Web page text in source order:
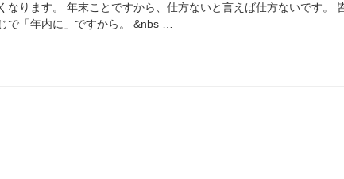
なります。 年末ことですから、仕方ないと言えば仕方ないです。
で「年内に」ですから。 &nbs …